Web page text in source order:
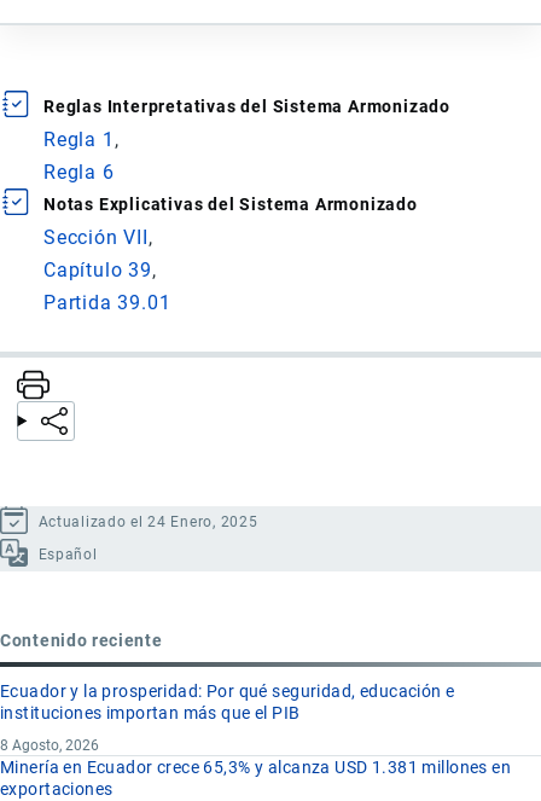
Reglas Interpretativas del Sistema Armonizado
Regla 1
Regla 6
Notas Explicativas del Sistema Armonizado
Sección VII
Capítulo 39
Partida 39.01
Actualizado el 24 Enero, 2025
Español
Contenido reciente
Ecuador y la prosperidad: Por qué seguridad, educación e
instituciones importan más que el PIB
8 Agosto, 2026
Minería en Ecuador crece 65,3% y alcanza USD 1.381 millones en
exportaciones